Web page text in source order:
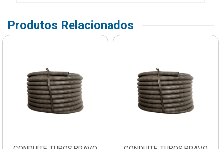
Produtos Relacionados